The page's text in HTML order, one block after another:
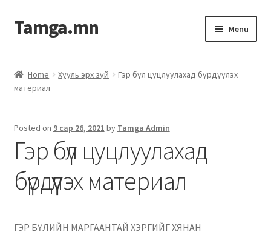
Tamga.mn Menu
ХАБЭА-н багц
Гэрээний загвар
Ажил гүйцэтгэх гэрээ
Дотоод журмын багц
Home Хууль эрх зүй
Гэр бүл цуцлуулахад бүрдүүлэх
материал
Posted on 9 сар 26, 2021 by Tamga Admin
Гэр бүл цуцлуулахад
бүрдүүлэх материал
ГЭР БҮЛИЙН МАРГААНТАЙ ХЭРГИЙГ ХЯНАН